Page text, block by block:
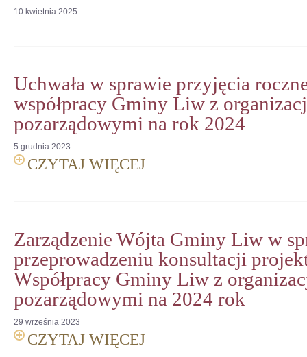
10 kwietnia 2025
Uchwała w sprawie przyjęcia
współpracy Gminy Liw z
pozarządowymi na rok 2024
5 grudnia 2023
CZYTAJ WIĘCEJ
Zarządzenie Wójta Gminy Liw w
przeprowadzeniu konsultacji
Współpracy Gminy Liw z
pozarządowymi na 2024 rok
29 września 2023
CZYTAJ WIĘCEJ